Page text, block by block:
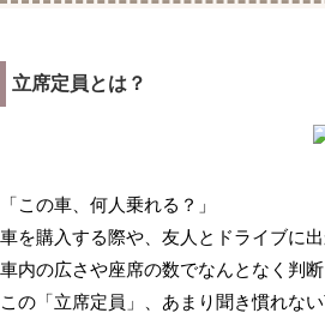
立席定員とは？
「この車、何人乗れる？」
車を購入する際や、友人とドライブに
車内の広さや座席の数でなんとなく判
この「立席定員」、あまり聞き慣れない